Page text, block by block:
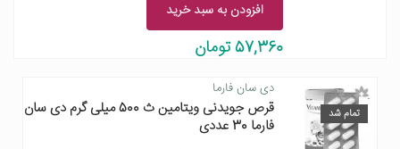
افزودن به سبد خرید
57,360 تومان
تمام شد
دی سان فارما
قرص جویدنی ویتامین ث 500 میلی گرم دی سان
فارما 30 عددی